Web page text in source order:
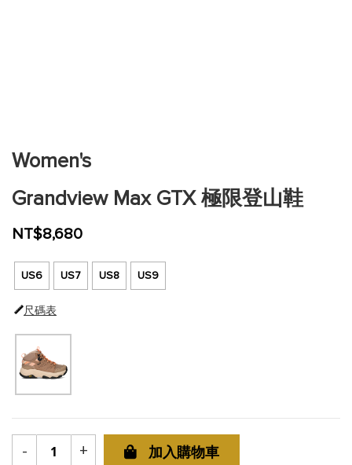
庫
開
Women's
Grandview Max GTX 極限登山鞋
NT$8,680
US6 US7 US8 US9
尺碼表
- + 加入購物車